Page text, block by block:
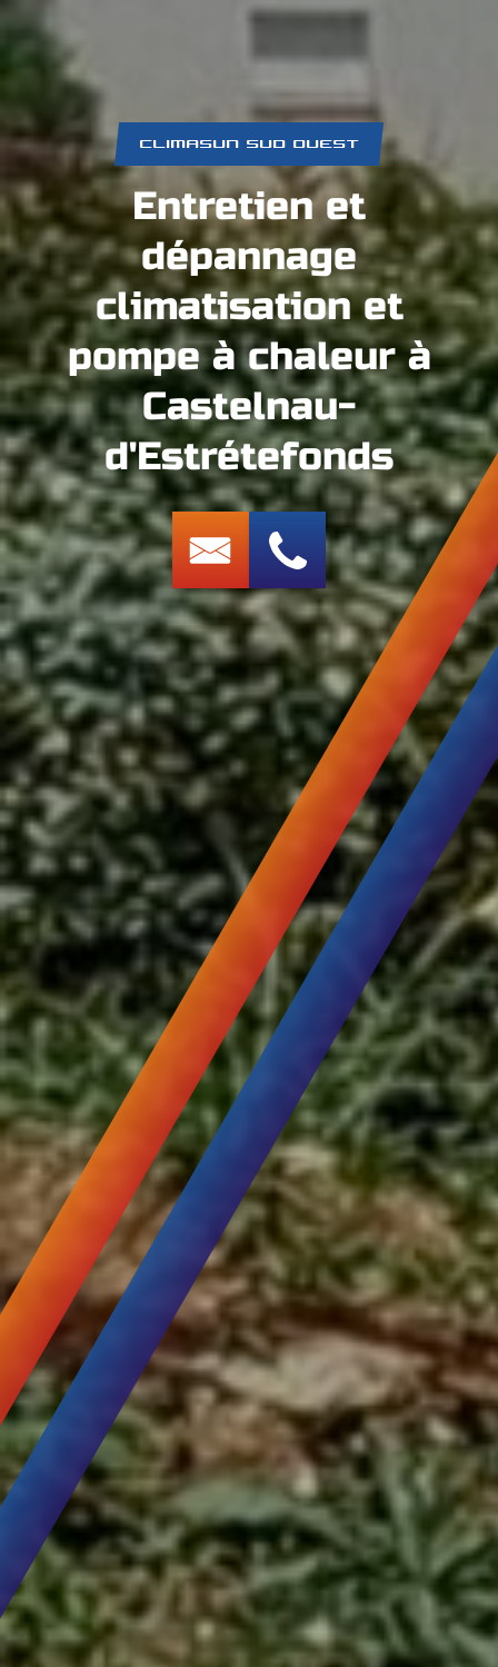
CLIMASUN SUD OUEST
Entretien et
dépannage
climatisation et
pompe à chaleur à
Castelnau-
d'Estrétefonds